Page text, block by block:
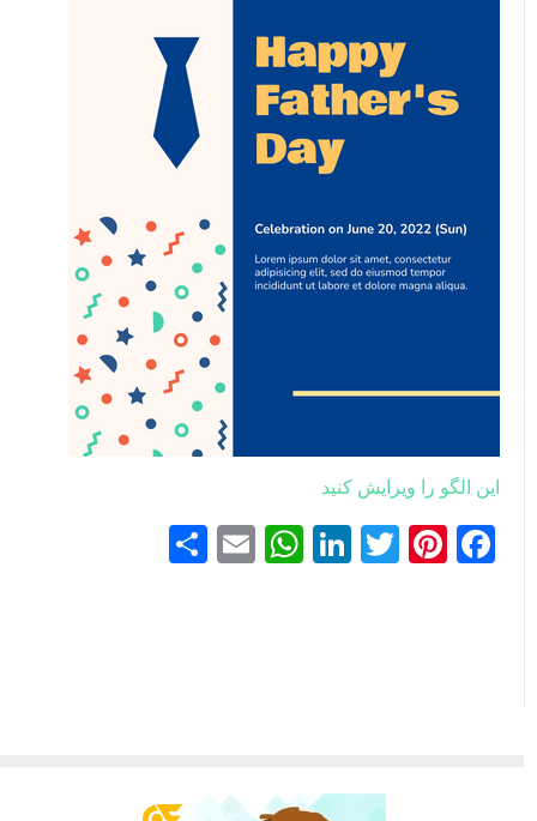
این الگو را ویرایش کنید
Facebook
Pinterest
Twitter
LinkedIn
WhatsApp
Emailاشتراک